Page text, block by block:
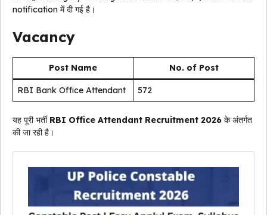
notification में दी गई है।
Vacancy
Post Name No. of Post
RBI Bank Office Attendant 572
यह पूरी भर्ती RBI Office Attendant Recruitment 2026 के अंतर्गत
की जा रही है।